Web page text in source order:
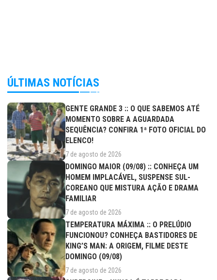
ÚLTIMAS NOTÍCIAS
GENTE GRANDE 3 :: O QUE SABEMOS ATÉ
MOMENTO SOBRE A AGUARDADA
SEQUÊNCIA? CONFIRA 1ª FOTO OFICIAL DO
ELENCO!
7 de agosto de 2026
DOMINGO MAIOR (09/08) :: CONHEÇA UM
HOMEM IMPLACÁVEL, SUSPENSE SUL-
COREANO QUE MISTURA AÇÃO E DRAMA
FAMILIAR
7 de agosto de 2026
TEMPERATURA MÁXIMA :: O PRELÚDIO
FUNCIONOU? CONHEÇA BASTIDORES DE
KING’S MAN: A ORIGEM, FILME DESTE
DOMINGO (09/08)
7 de agosto de 2026